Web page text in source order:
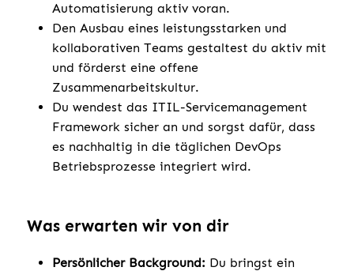
Automatisierung aktiv voran.
Den Ausbau eines leistungsstarken und
kollaborativen Teams gestaltest du aktiv mit
und förderst eine offene
Zusammenarbeitskultur.
Du wendest das ITIL-Servicemanagement
Framework sicher an und sorgst dafür, dass
es nachhaltig in die täglichen DevOps
Betriebsprozesse integriert wird.
Was erwarten wir von dir
Persönlicher Background: Du bringst ein